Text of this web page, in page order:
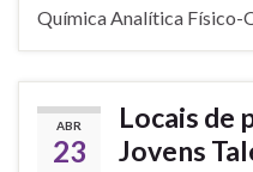
Química Analítica Físico-
ABR
23
Locais de
Jovens